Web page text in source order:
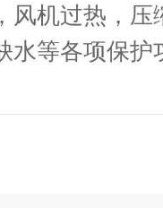
风机过热，
水等各项保护